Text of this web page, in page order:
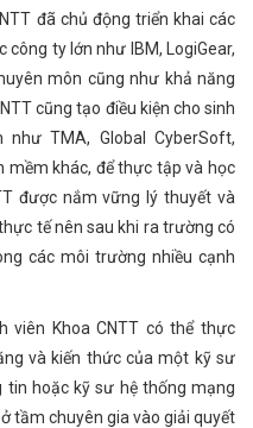
đã chủ động triển khai các
ty lớn như IBM, LogiGear,
môn cũng như khả năng
cũng tạo điều kiện cho sinh
TMA, Global CyberSoft,
mềm khác, để thực tập và học
được nắm vững lý thuyết và
tế nên sau khi ra trường có
các môi trường nhiều cạnh
viên Khoa CNTT có thể thực
và kiến thức của một kỹ sư
tin hoặc kỹ sư hệ thống mạng
tầm chuyên gia vào giải quyết